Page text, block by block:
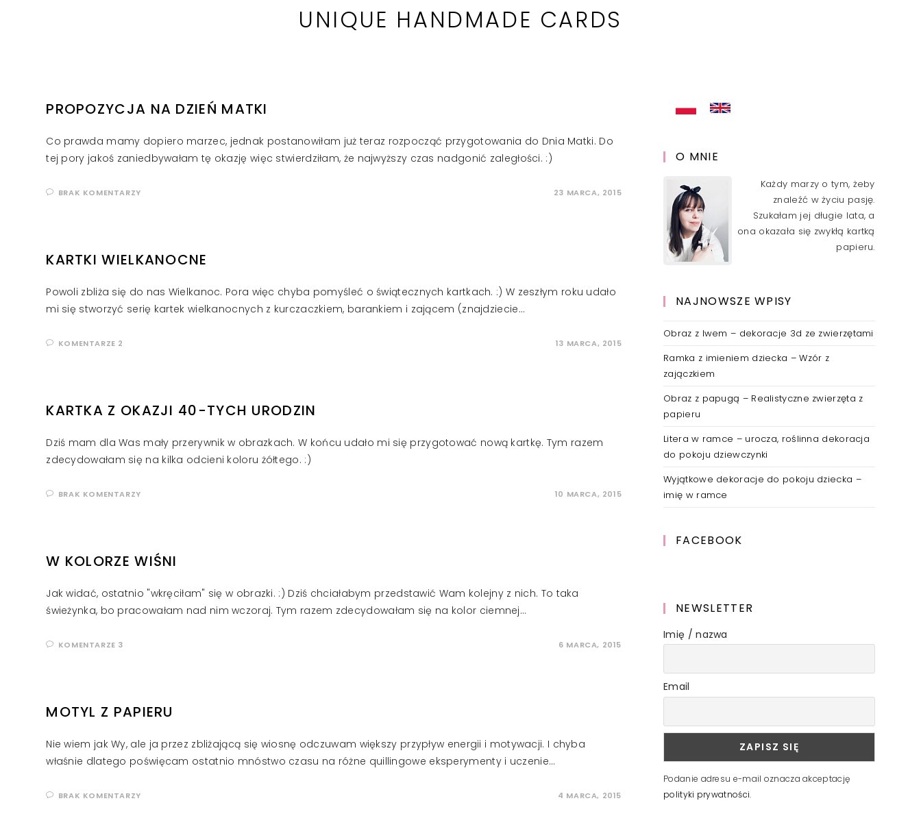
UNIQUE HANDMADE CARDS
PROPOZYCJA NA DZIEŃ MATKI
Co prawda mamy dopiero marzec, jednak postanowiłam już teraz rozpocząć przygotowania do Dnia Matki. Do
tej pory jakoś zaniedbywałam tę okazję więc stwierdziłam, że najwyższy czas nadgonić zaległości. :)
BRAK KOMENTARZY 23 MARCA, 2015
KARTKI WIELKANOCNE
Powoli zbliża się do nas Wielkanoc. Pora więc chyba pomyśleć o świątecznych kartkach. :) W zeszłym roku udało
mi się stworzyć serię kartek wielkanocnych z kurczaczkiem, barankiem i zającem (znajdziecie…
KOMENTARZE 2 13 MARCA, 2015
KARTKA Z OKAZJI 40-TYCH URODZIN
Dziś mam dla Was mały przerywnik w obrazkach. W końcu udało mi się przygotować nową kartkę. Tym razem
zdecydowałam się na kilka odcieni koloru żółtego. :)
BRAK KOMENTARZY 10 MARCA, 2015
W KOLORZE WIŚNI
Jak widać, ostatnio "wkręciłam" się w obrazki. :) Dziś chciałabym przedstawić Wam kolejny z nich. To taka
świeżynka, bo pracowałam nad nim wczoraj. Tym razem zdecydowałam się na kolor ciemnej…
KOMENTARZE 3 6 MARCA, 2015
MOTYL Z PAPIERU
Nie wiem jak Wy, ale ja przez zbliżającą się wiosnę odczuwam większy przypływ energii i motywacji. I chyba
właśnie dlatego poświęcam ostatnio mnóstwo czasu na różne quillingowe eksperymenty i uczenie…
BRAK KOMENTARZY 4 MARCA, 2015
O MNIE
Każdy marzy o tym, żeby
znaleźć w życiu pasję.
Szukałam jej długie lata, a
ona okazała się zwykłą kartką
papieru.
NAJNOWSZE WPISY
Obraz z lwem – dekoracje 3d ze zwierzętami
Ramka z imieniem dziecka – Wzór z
zajączkiem
Obraz z papugą – Realistyczne zwierzęta z
papieru
Litera w ramce – urocza, roślinna dekoracja
do pokoju dziewczynki
Wyjątkowe dekoracje do pokoju dziecka –
imię w ramce
FACEBOOK
NEWSLETTER
Imię / nazwa
Email
Podanie adresu e-mail oznacza akceptację
polityki prywatności.